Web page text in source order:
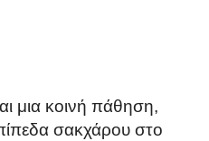
μια κοινή πάθηση,
σακχάρου στο